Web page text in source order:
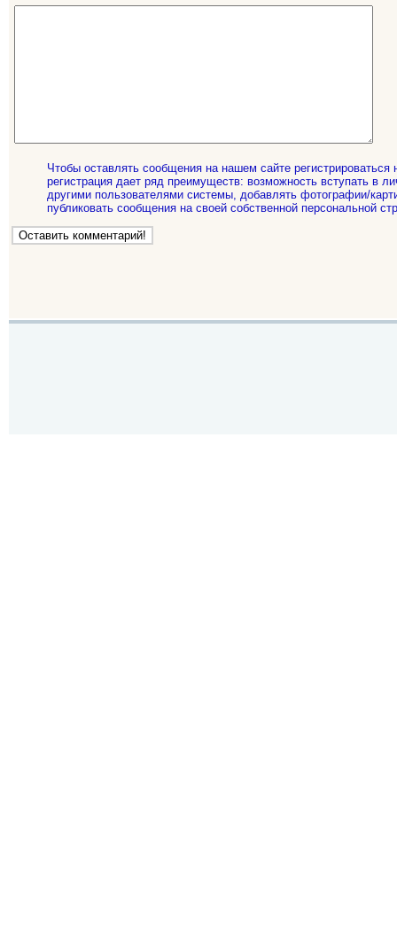
Чтобы оставлять сообщения на нашем сайте регистрироваться
регистрация дает ряд преимуществ: возможность вступать в
другими пользователями системы, добавлять фотографии/
публиковать сообщения на своей собственной персональной